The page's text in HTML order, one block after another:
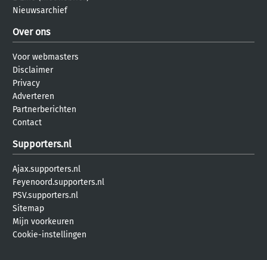
Nieuwsarchief
Over ons
Voor webmasters
Disclaimer
Privacy
Adverteren
Partnerberichten
Contact
Supporters.nl
Ajax.supporters.nl
Feyenoord.supporters.nl
PSV.supporters.nl
Sitemap
Mijn voorkeuren
Cookie-instellingen